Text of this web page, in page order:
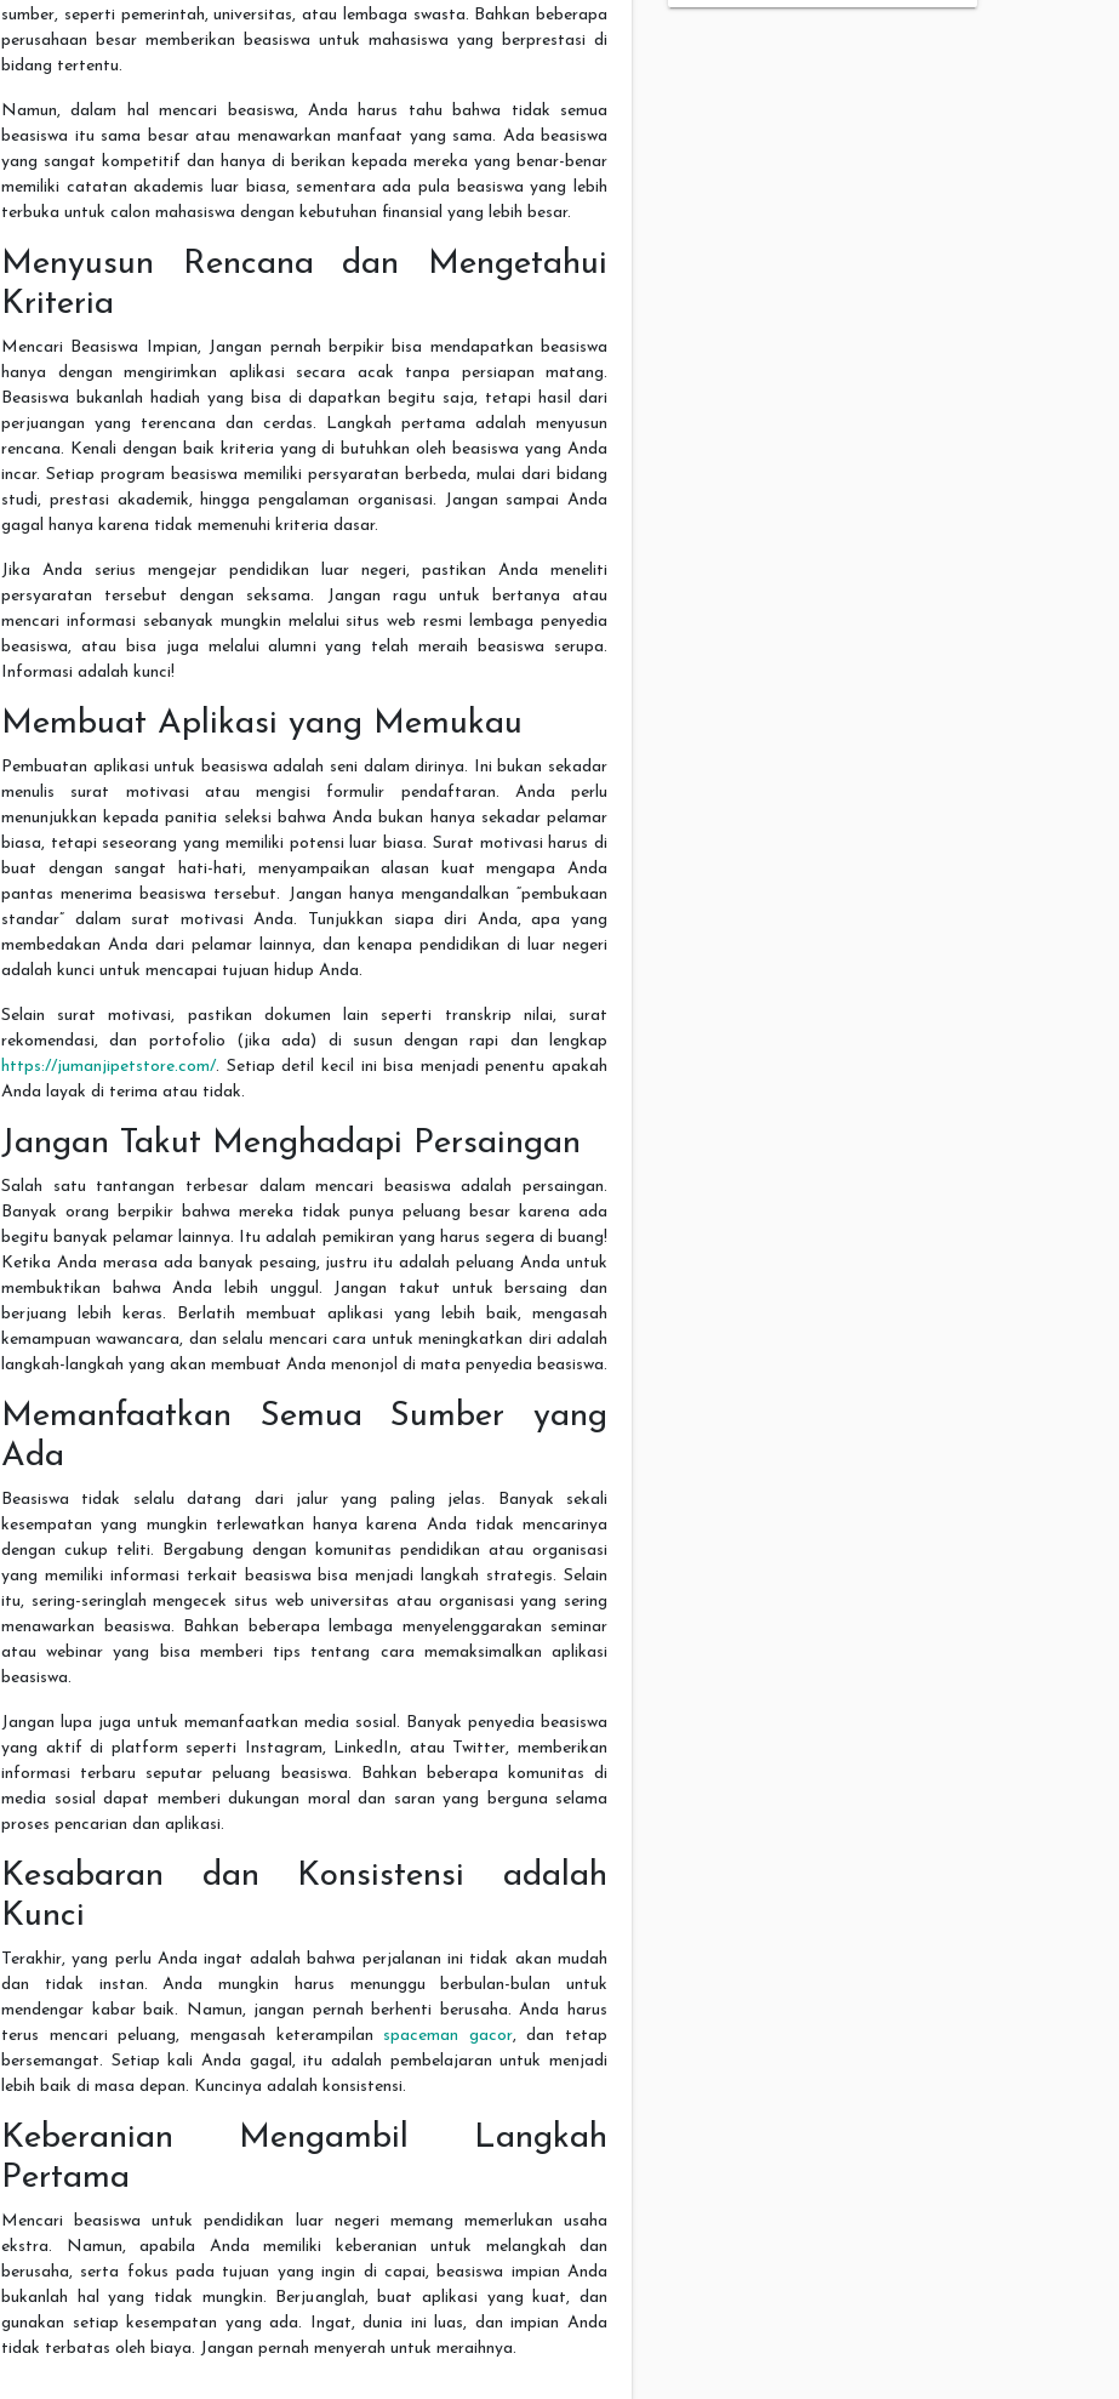
sumber, seperti pemerintah, universitas, atau lembaga swasta. Bahkan beberapa
perusahaan besar memberikan beasiswa untuk mahasiswa yang berprestasi di
bidang tertentu.
Namun, dalam hal mencari beasiswa, Anda harus tahu bahwa tidak semua
beasiswa itu sama besar atau menawarkan manfaat yang sama. Ada beasiswa
yang sangat kompetitif dan hanya di berikan kepada mereka yang benar-benar
memiliki catatan akademis luar biasa, sementara ada pula beasiswa yang lebih
terbuka untuk calon mahasiswa dengan kebutuhan finansial yang lebih besar.
Menyusun Rencana dan Mengetahui
Kriteria
Mencari Beasiswa Impian, Jangan pernah berpikir bisa mendapatkan beasiswa
hanya dengan mengirimkan aplikasi secara acak tanpa persiapan matang.
Beasiswa bukanlah hadiah yang bisa di dapatkan begitu saja, tetapi hasil dari
perjuangan yang terencana dan cerdas. Langkah pertama adalah menyusun
rencana. Kenali dengan baik kriteria yang di butuhkan oleh beasiswa yang Anda
incar. Setiap program beasiswa memiliki persyaratan berbeda, mulai dari bidang
studi, prestasi akademik, hingga pengalaman organisasi. Jangan sampai Anda
gagal hanya karena tidak memenuhi kriteria dasar.
Jika Anda serius mengejar pendidikan luar negeri, pastikan Anda meneliti
persyaratan tersebut dengan seksama. Jangan ragu untuk bertanya atau
mencari informasi sebanyak mungkin melalui situs web resmi lembaga penyedia
beasiswa, atau bisa juga melalui alumni yang telah meraih beasiswa serupa.
Informasi adalah kunci!
Membuat Aplikasi yang Memukau
Pembuatan aplikasi untuk beasiswa adalah seni dalam dirinya. Ini bukan sekadar
menulis surat motivasi atau mengisi formulir pendaftaran. Anda perlu
menunjukkan kepada panitia seleksi bahwa Anda bukan hanya sekadar pelamar
biasa, tetapi seseorang yang memiliki potensi luar biasa. Surat motivasi harus di
buat dengan sangat hati-hati, menyampaikan alasan kuat mengapa Anda
pantas menerima beasiswa tersebut. Jangan hanya mengandalkan “pembukaan
standar” dalam surat motivasi Anda. Tunjukkan siapa diri Anda, apa yang
membedakan Anda dari pelamar lainnya, dan kenapa pendidikan di luar negeri
adalah kunci untuk mencapai tujuan hidup Anda.
Selain surat motivasi, pastikan dokumen lain seperti transkrip nilai, surat
rekomendasi, dan portofolio (jika ada) di susun dengan rapi dan lengkap
https://jumanjipetstore.com/. Setiap detil kecil ini bisa menjadi penentu apakah
Anda layak di terima atau tidak.
Jangan Takut Menghadapi Persaingan
Salah satu tantangan terbesar dalam mencari beasiswa adalah persaingan.
Banyak orang berpikir bahwa mereka tidak punya peluang besar karena ada
begitu banyak pelamar lainnya. Itu adalah pemikiran yang harus segera di buang!
Ketika Anda merasa ada banyak pesaing, justru itu adalah peluang Anda untuk
membuktikan bahwa Anda lebih unggul. Jangan takut untuk bersaing dan
berjuang lebih keras. Berlatih membuat aplikasi yang lebih baik, mengasah
kemampuan wawancara, dan selalu mencari cara untuk meningkatkan diri adalah
langkah-langkah yang akan membuat Anda menonjol di mata penyedia beasiswa.
Memanfaatkan Semua Sumber yang
Ada
Beasiswa tidak selalu datang dari jalur yang paling jelas. Banyak sekali
kesempatan yang mungkin terlewatkan hanya karena Anda tidak mencarinya
dengan cukup teliti. Bergabung dengan komunitas pendidikan atau organisasi
yang memiliki informasi terkait beasiswa bisa menjadi langkah strategis. Selain
itu, sering-seringlah mengecek situs web universitas atau organisasi yang sering
menawarkan beasiswa. Bahkan beberapa lembaga menyelenggarakan seminar
atau webinar yang bisa memberi tips tentang cara memaksimalkan aplikasi
beasiswa.
Jangan lupa juga untuk memanfaatkan media sosial. Banyak penyedia beasiswa
yang aktif di platform seperti Instagram, LinkedIn, atau Twitter, memberikan
informasi terbaru seputar peluang beasiswa. Bahkan beberapa komunitas di
media sosial dapat memberi dukungan moral dan saran yang berguna selama
proses pencarian dan aplikasi.
Kesabaran dan Konsistensi adalah
Kunci
Terakhir, yang perlu Anda ingat adalah bahwa perjalanan ini tidak akan mudah
dan tidak instan. Anda mungkin harus menunggu berbulan-bulan untuk
mendengar kabar baik. Namun, jangan pernah berhenti berusaha. Anda harus
terus mencari peluang, mengasah keterampilan spaceman gacor, dan tetap
bersemangat. Setiap kali Anda gagal, itu adalah pembelajaran untuk menjadi
lebih baik di masa depan. Kuncinya adalah konsistensi.
Keberanian Mengambil Langkah
Pertama
Mencari beasiswa untuk pendidikan luar negeri memang memerlukan usaha
ekstra. Namun, apabila Anda memiliki keberanian untuk melangkah dan
berusaha, serta fokus pada tujuan yang ingin di capai, beasiswa impian Anda
bukanlah hal yang tidak mungkin. Berjuanglah, buat aplikasi yang kuat, dan
gunakan setiap kesempatan yang ada. Ingat, dunia ini luas, dan impian Anda
tidak terbatas oleh biaya. Jangan pernah menyerah untuk meraihnya.